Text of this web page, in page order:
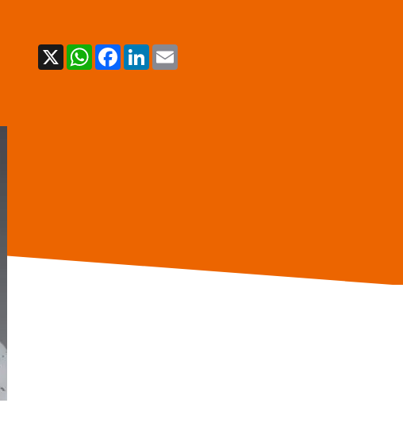
X WhatsAppFacebook
LinkedIn